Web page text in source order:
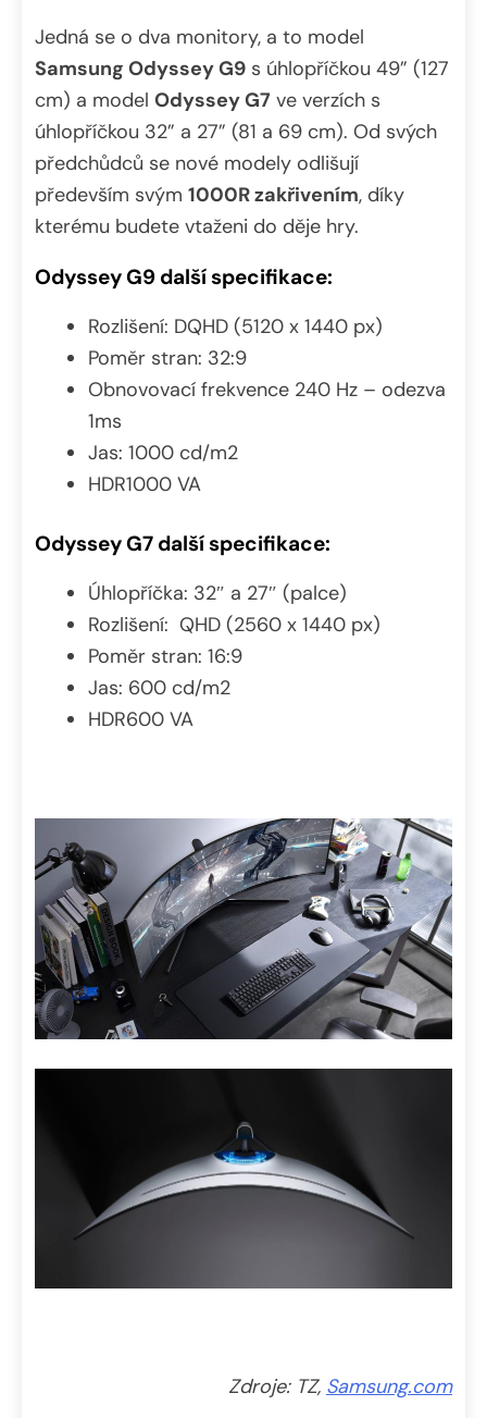
Jedná se o dva monitory, a to model
Samsung Odyssey G9 s úhlopříčkou 49” (127
cm) a model Odyssey G7 ve verzích s
úhlopříčkou 32” a 27” (81 a 69 cm). Od svých
předchůdců se nové modely odlišují
především svým 1000R zakřivením, díky
kterému budete vtaženi do děje hry.
Odyssey G9 další specifikace:
Rozlišení: DQHD (5120 x 1440 px)
Poměr stran: 32:9
Obnovovací frekvence 240 Hz – odezva
1ms
Jas: 1000 cd/m2
HDR1000 VA
Odyssey G7 další specifikace:
Úhlopříčka: 32″ a 27″ (palce)
Rozlišení: QHD (2560 x 1440 px)
Poměr stran: 16:9
Jas: 600 cd/m2
HDR600 VA
Zdroje: TZ, Samsung.com